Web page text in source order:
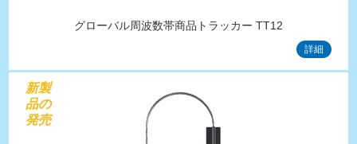
グローバル周波数帯商品トラッカー TT12
詳細
新製
品の
発売